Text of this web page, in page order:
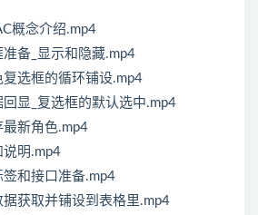
概念介绍.mp4
准备_显示和隐藏.mp4
复选框的循环铺设.mp4
回显_复选框的默认选中.mp4
最新角色.mp4
说明.mp4
签和接口准备.mp4
据获取并铺设到表格里.mp4